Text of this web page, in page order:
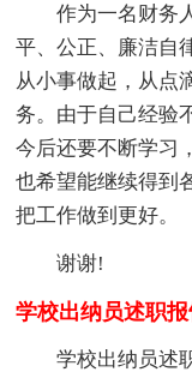
作为一名财务人
平、公正、廉洁自
从小事做起，从点
务。由于自己经验
今后还要不断学习
也希望能继续得到
把工作做到更好。
谢谢!
学校出纳员述职报
学校出纳员述职